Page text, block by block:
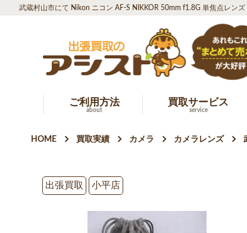
武蔵村山市にて Nikon ニコン AF-S NIKKOR 50mm f1.8G 単焦点レン
ご利用方法
about
買取サービス
service
HOME 買取実績 カメラ カメラレンズ
出張買取
小平店